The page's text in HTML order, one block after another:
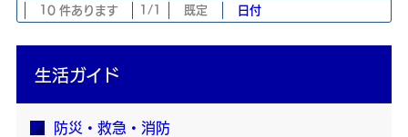
10 件あります 1/1 既定 日付
生活ガイド
防災・救急・消防